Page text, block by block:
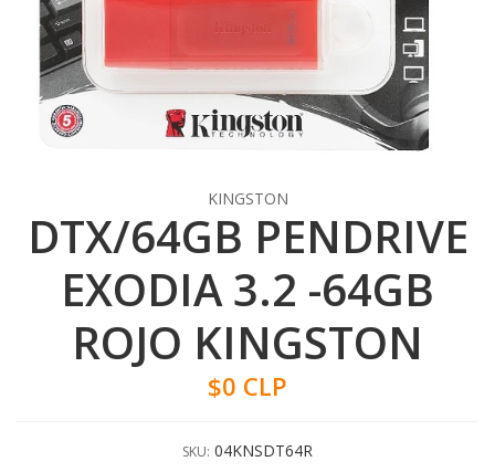
KINGSTON
DTX/64GB PENDRIVE
EXODIA 3.2 -64GB
ROJO KINGSTON
$0 CLP
SKU: 04KNSDT64R